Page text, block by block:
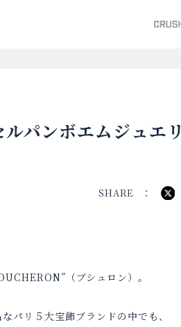
パンボエムジュエリ
SHARE
（ブシュロン）。
パリ５大宝飾ブランドの中でも、